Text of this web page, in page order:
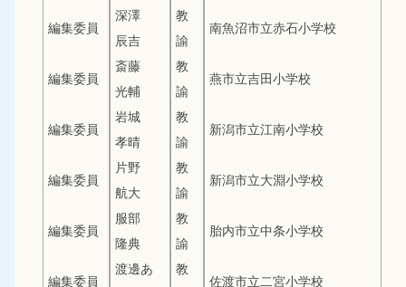
編集委員
深澤
辰吉
教
諭
南魚沼市立赤石小学校
編集委員
斎藤
光輔
教
諭
燕市立吉田小学校
編集委員
岩城
孝晴
教
諭
新潟市立江南小学校
編集委員
片野
航大
教
諭
新潟市立大淵小学校
編集委員
服部
隆典
教
諭
胎内市立中条小学校
編集委員
渡邊あ
教
佐渡市立二宮小学校